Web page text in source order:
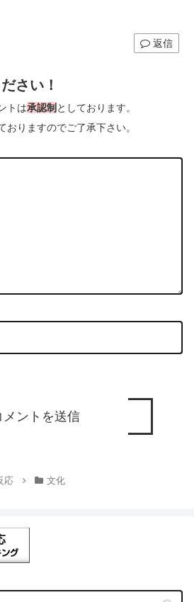
返信
さい！
トは承認制 としております。
おりますのでご了承下さい。
応 文化